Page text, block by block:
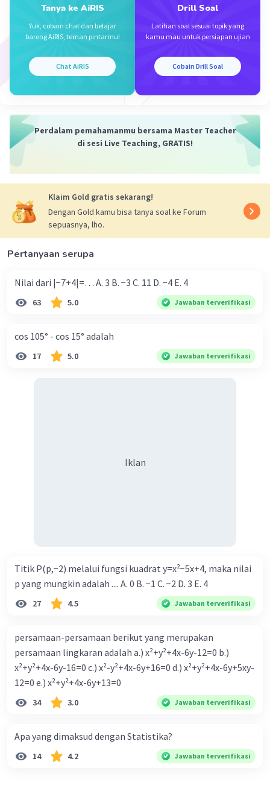
Tanya ke AiRIS
Yuk, cobain chat dan belajar
bareng AiRIS, teman pintarmu!
Chat AiRIS
Drill Soal
Latihan soal sesuai topik yang
kamu mau untuk persiapan ujian
Cobain Drill Soal
Perdalam pemahamanmu bersama Master Teacher
di sesi Live Teaching, GRATIS!
Klaim Gold gratis sekarang!
Dengan Gold kamu bisa tanya soal ke Forum
sepuasnya, lho.
Pertanyaan serupa
Nilai dari |−7+4|=… A. 3 B. −3 C. 11 D. −4 E. 4
63 5.0 Jawaban terverifikasi
cos 105° - cos 15° adalah
17 5.0 Jawaban terverifikasi
Iklan
Titik P(p,−2) melalui fungsi kuadrat y=x²−5x+4, maka nilai
p yang mungkin adalah .... A. 0 B. −1 C. −2 D. 3 E. 4
27 4.5 Jawaban terverifikasi
persamaan-persamaan berikut yang merupakan
persamaan lingkaran adalah a.) x²+y²+4x-6y-12=0 b.)
x²+y²+4x-6y-16=0 c.) x²-y²+4x-6y+16=0 d.) x²+y²+4x-6y+5xy-
12=0 e.) x²+y²+4x-6y+13=0
34 3.0 Jawaban terverifikasi
Apa yang dimaksud dengan Statistika?
14 4.2 Jawaban terverifikasi